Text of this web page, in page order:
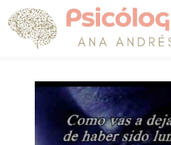
Saltar
al
contenido